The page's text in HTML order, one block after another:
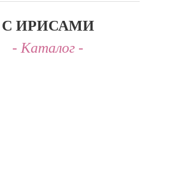
С ИРИСАМИ